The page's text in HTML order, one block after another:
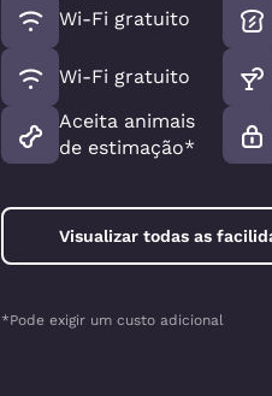
Wi-Fi gratuito
Wi-Fi gratuito
Aceita animais
de estimação*
Visualizar todas as
*Pode exigir um custo adicional